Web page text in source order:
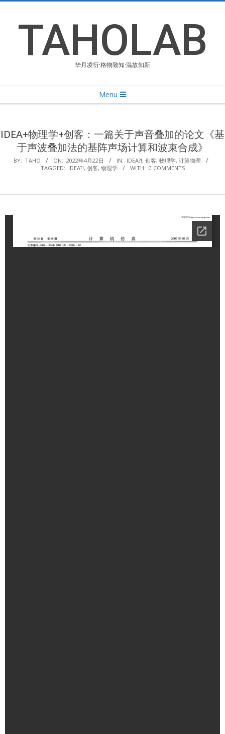
contentTAHOLAB
华月凌衍·格物致知·温故知新
Navigation
Menu
IDEA+物理学+创客：一篇关于声音叠加的论文《基
于声波叠加法的基阵声场计算和波束合成》
BY: TAHO ON: 2022年4月22日 IN: IDEA?!, 创客, 物理学, 计算物理
TAGGED: IDEA?!, 创客, 物理学 WITH: 0 COMMENTS